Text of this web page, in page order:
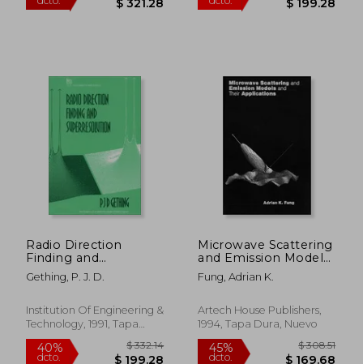
Radio Direction
Finding and
Superresolution
(Electromagnetics
Gething, P. J. D.
Institution Of Engineering &
Technology, 1991, Tapa
Dura, Nuevo
Microwave Scattering
and Emission Models
and Their
Applications (Artech
Sensing Library) (en
Inglés)
Fung, Adrian K.
Artech House Publishers,
1994, Tapa Dura, Nuevo